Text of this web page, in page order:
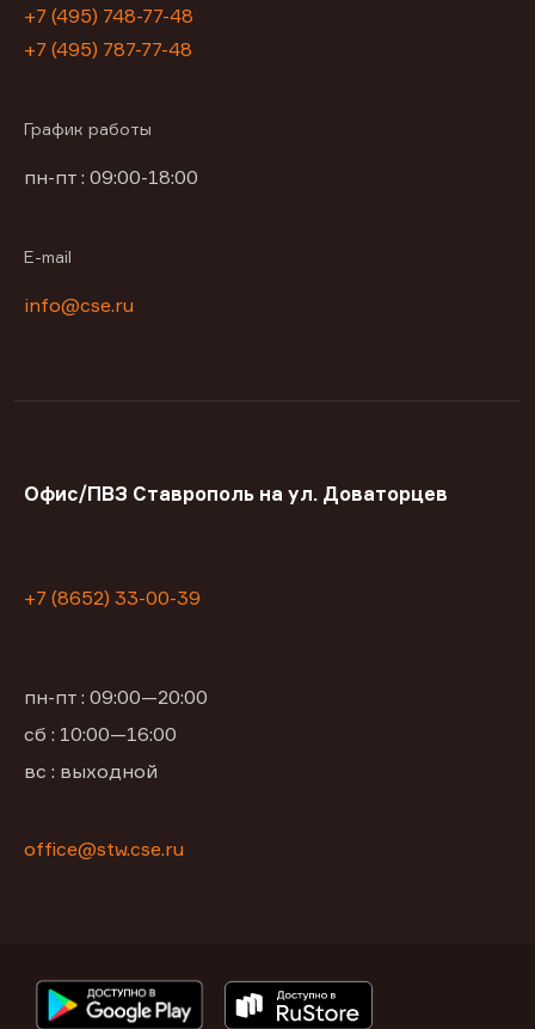
+7 (495) 748-77-48
+7 (495) 787-77-48
График работы
пн-пт : 09:00-18:00
E-mail
info@cse.ru
Офис/ПВЗ Ставрополь на ул. Доваторцев
+7 (8652) 33-00-39
пн-пт : 09:00—20:00
сб : 10:00—16:00
вс : выходной
office@stw.cse.ru